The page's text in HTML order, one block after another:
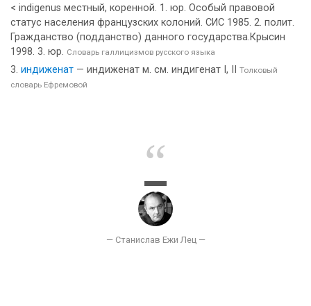
< indigenus местный, коренной. 1. юр. Особый правовой
статус населения французских колоний. СИС 1985. 2. полит.
Гражданство (подданство) данного государства.Крысин
1998. 3. юр. Словарь галлицизмов русского языка
индиженат — индиженат м. см. индигенат I, II
Толковый
словарь Ефремовой